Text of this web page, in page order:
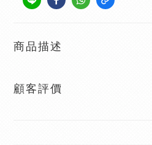
商品描述
顧客評價